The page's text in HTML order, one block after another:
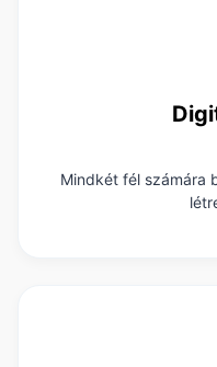
Mindkét fél számára